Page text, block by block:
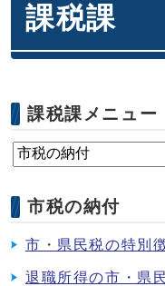
課税課
課税課メニュー
市税の納付
市・県民税の特別
退職所得の市・県